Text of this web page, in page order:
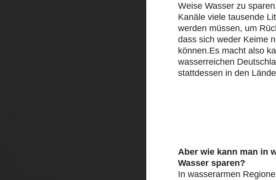
Weise Wasser zu
Kanäle viele tausende
werden müssen, um
dass sich weder Keime
können.Es macht also
wasserreichen
stattdessen in den
Aber wie kann man in
Wasser sparen?
In wasserarmen